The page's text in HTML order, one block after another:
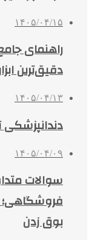
۱۴۰۵/۰۴/۱۵
راهنمای
دقیق‌ترین
۱۴۰۵/۰۴/۱۳
۱۴۰۵/۰۴/۰۹
سوالات
فروشگاهی؛
بوق زدن